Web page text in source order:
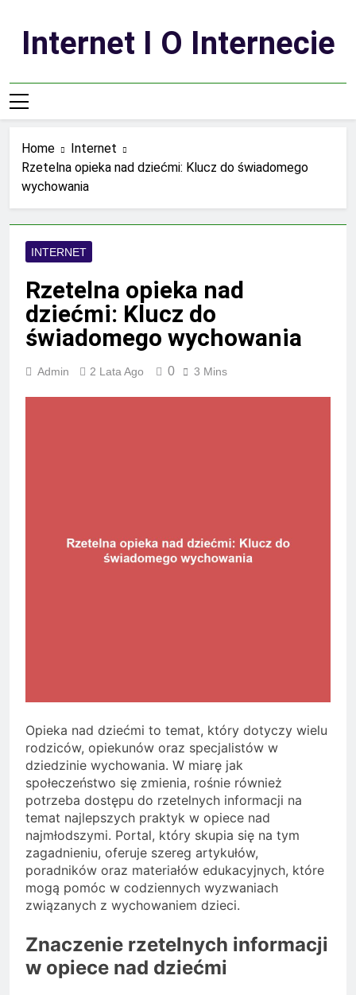
contentInternet I O Internecie
Home
Internet
Rzetelna opieka nad dziećmi: Klucz do świadomego
wychowania
INTERNET
Rzetelna opieka nad
dziećmi: Klucz do
świadomego wychowania
Admin 2 Lata Ago 0 3 Mins
Opieka nad dziećmi to temat, który dotyczy wielu
rodziców, opiekunów oraz specjalistów w
dziedzinie wychowania. W miarę jak
społeczeństwo się zmienia, rośnie również
potrzeba dostępu do rzetelnych informacji na
temat najlepszych praktyk w opiece nad
najmłodszymi. Portal, który skupia się na tym
zagadnieniu, oferuje szereg artykułów,
poradników oraz materiałów edukacyjnych, które
mogą pomóc w codziennych wyzwaniach
związanych z wychowaniem dzieci.
Znaczenie rzetelnych informacji
w opiece nad dziećmi